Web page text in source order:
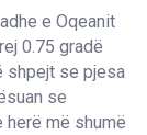
e Oqeanit
0.75 gradë
shpejt se pjesa
se
herë më shumë